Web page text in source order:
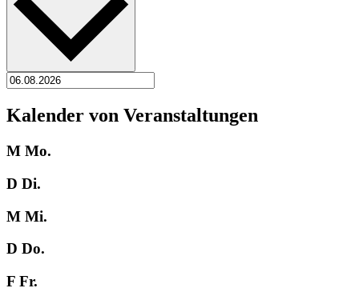
Kalender von Veranstaltungen
M Mo.
D Di.
M Mi.
D Do.
F Fr.